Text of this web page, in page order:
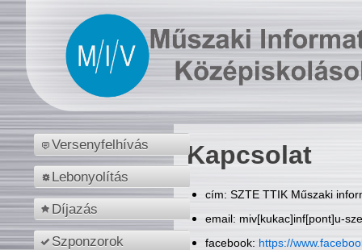
Versenyfelhívás
Lebonyolítás
Díjazás
Szponzorok
Kapcsolat
cím: SZTE TTIK Műszaki
email: miv[kukac]inf[pont]u-
facebook: https://